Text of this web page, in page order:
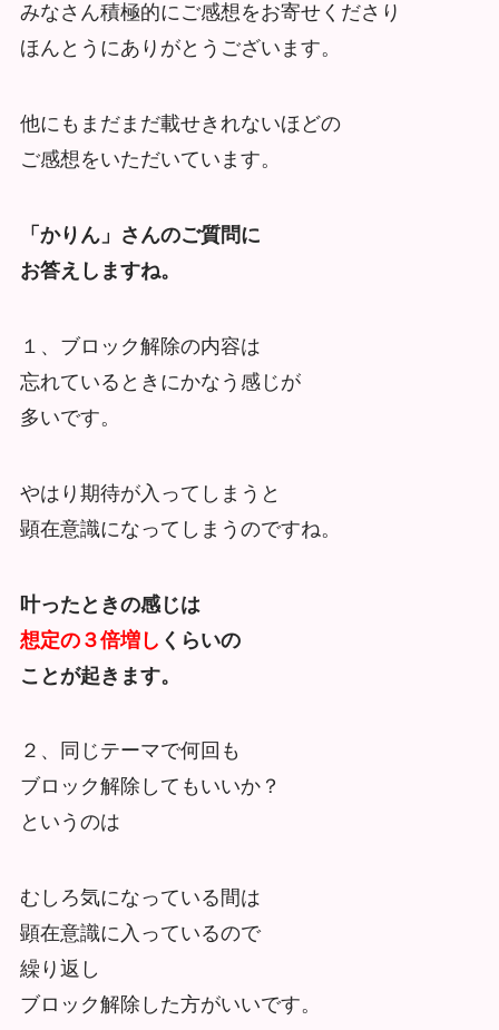
みなさん積極的にご感想をお寄せくださり
ほんとうにありがとうございます。
他にもまだまだ載せきれないほどの
ご感想をいただいています。
「かりん」さんのご質問に
お答えしますね。
１、ブロック解除の内容は
忘れているときにかなう感じが
多いです。
やはり期待が入ってしまうと
顕在意識になってしまうのですね。
叶ったときの感じは
想定の３倍増し くらいの
ことが起きます。
２、同じテーマで何回も
ブロック解除してもいいか？
というのは
むしろ気になっている間は
顕在意識に入っているので
繰り返し
ブロック解除した方がいいです。